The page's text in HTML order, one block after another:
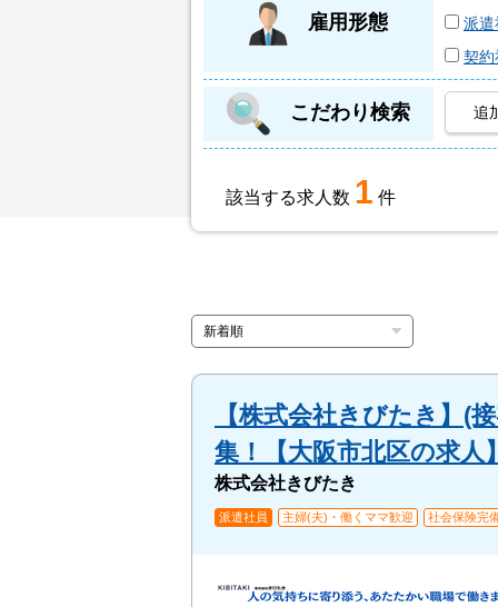
雇用形態
派遣
契約
こだわり検索 追
該当する求人数 1 件
【株式会社きびたき】(
集！【大阪市北区の求人
株式会社きびたき
派遣社員 主婦(夫)・働くママ歓迎 社会保険完